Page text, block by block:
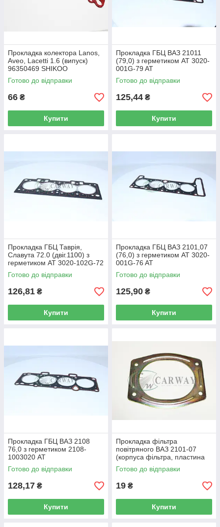
Прокладка колектора Lanos,
Aveo, Lacetti 1.6 (випуск)
96350469 SHIKOO
Готово до відправки
66 ₴
Купити
Прокладка ГБЦ ВАЗ 21011
(79,0) з герметиком AT 3020-
001G-79 AT
Готово до відправки
125,44 ₴
Купити
Прокладка ГБЦ Таврія,
Славута 72.0 (двіг.1100) з
герметиком AT 3020-102G-72
AT
Готово до відправки
126,81 ₴
Купити
Прокладка ГБЦ ВАЗ 2101,07
(76,0) з герметиком AT 3020-
001G-76 AT
Готово до відправки
125,90 ₴
Купити
Прокладка ГБЦ ВАЗ 2108
76,0 з герметиком 2108-
1003020 AT
Готово до відправки
128,17 ₴
Купити
Прокладка фільтра
повітряного ВАЗ 2101-07
(корпуса фільтра, пластина
метал) 2101-1109130
Україна-деталь
Готово до відправки
19 ₴
Купити